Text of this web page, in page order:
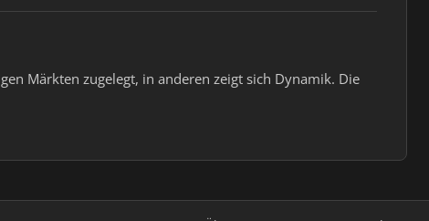
Märkten zugelegt, in anderen zeigt sich Dynamik. Die